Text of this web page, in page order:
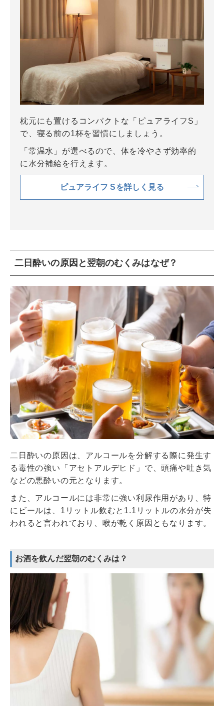
枕元にも置けるコンパクトな「ピュアライフS」
で、寝る前の1杯を習慣にしましょう。
「常温水」が選べるので、体を冷やさず効率的
に水分補給を行えます。
ピュアライフ Sを詳しく見る
二日酔いの原因と翌朝のむくみはなぜ？
二日酔いの原因は、アルコールを分解する際に発生す
る毒性の強い「アセトアルデヒド」で、頭痛や吐き気
などの悪酔いの元となります。
また、アルコールには非常に強い利尿作用があり、特
にビールは、1リットル飲むと1.1リットルの水分が失
われると言われており、喉が乾く原因ともなります。
お酒を飲んだ翌朝のむくみは？